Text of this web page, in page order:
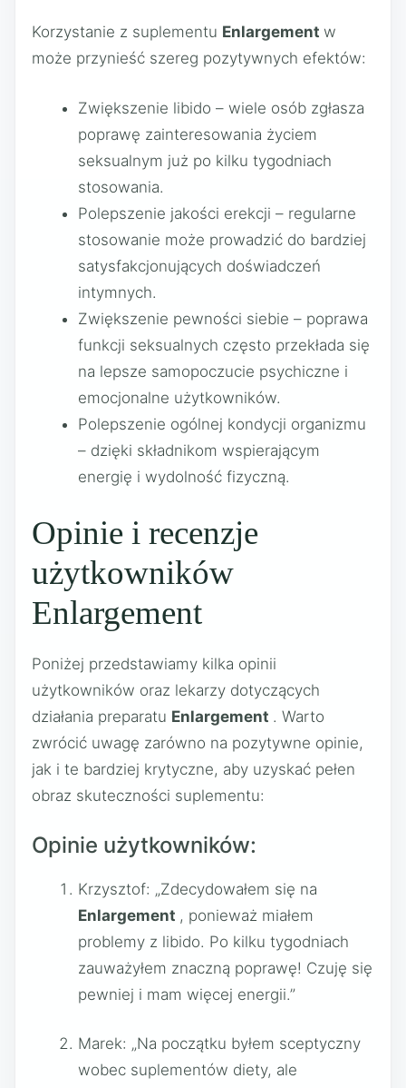
Korzystanie z suplementu Enlargement w
może przynieść szereg pozytywnych efektów:
Zwiększenie libido – wiele osób zgłasza
poprawę zainteresowania życiem
seksualnym już po kilku tygodniach
stosowania.
Polepszenie jakości erekcji – regularne
stosowanie może prowadzić do bardziej
satysfakcjonujących doświadczeń
intymnych.
Zwiększenie pewności siebie – poprawa
funkcji seksualnych często przekłada się
na lepsze samopoczucie psychiczne i
emocjonalne użytkowników.
Polepszenie ogólnej kondycji organizmu
– dzięki składnikom wspierającym
energię i wydolność fizyczną.
Opinie i recenzje
użytkowników
Enlargement
Poniżej przedstawiamy kilka opinii
użytkowników oraz lekarzy dotyczących
działania preparatu Enlargement . Warto
zwrócić uwagę zarówno na pozytywne opinie,
jak i te bardziej krytyczne, aby uzyskać pełen
obraz skuteczności suplementu:
Opinie użytkowników:
Krzysztof: „Zdecydowałem się na
Enlargement , ponieważ miałem
problemy z libido. Po kilku tygodniach
zauważyłem znaczną poprawę! Czuję się
pewniej i mam więcej energii.”
Marek: „Na początku byłem sceptyczny
wobec suplementów diety, ale